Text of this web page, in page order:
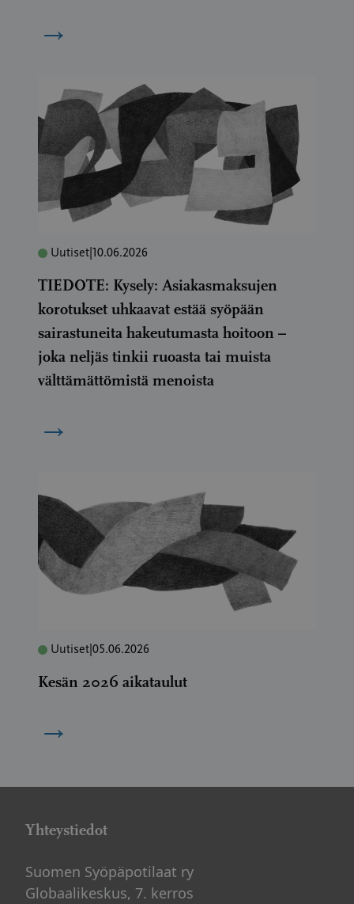
→
Uutiset 10.06.2026
TIEDOTE: Kysely: Asiakasmaksujen
korotukset uhkaavat estää syöpään
sairastuneita hakeutumasta hoitoon –
joka neljäs tinkii ruoasta tai muista
välttämättömistä menoista
→
Uutiset 05.06.2026
Kesän 2026 aikataulut
→
Yhteystiedot
Suomen Syöpäpotilaat ry
Globaalikeskus, 7. kerros